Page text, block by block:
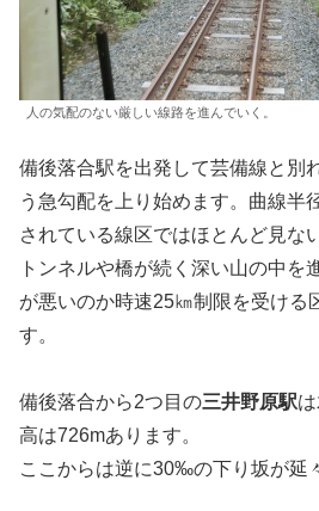
人の気配のない厳しい線路を進んでいく。
備後落合駅を出発して芸備線と別
う急勾配を上り始めます。曲線半
されている線区ではほとんど見な
トンネルや橋が続く深い山の中を
が悪いのか時速25㎞制限を受ける
す。
備後落合から2つ目の三井野原駅
高は726mあります。
ここからは逆に30‰の下り坂が延